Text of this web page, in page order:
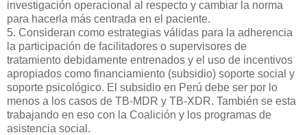
investigación operacional al respecto y cambiar la norma
para hacerla más centrada en el paciente.
5. Consideran como estrategias válidas para la adherencia
la participación de facilitadores o supervisores de
tratamiento debidamente entrenados y el uso de incentivos
apropiados como financiamiento (subsidio) soporte social y
soporte psicológico. El subsidio en Perú debe ser por lo
menos a los casos de TB-MDR y TB-XDR. También se esta
trabajando en eso con la Coalición y los programas de
asistencia social.